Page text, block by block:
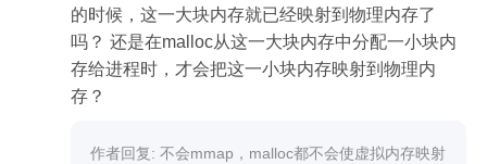
的时候，这一大块内存就已经映射到物理内存了
吗？ 还是在malloc从这一大块内存中分配一小块内
存给进程时，才会把这一小块内存映射到物理内
作者回复: 不会mmap，malloc都不会使虚拟内存映射